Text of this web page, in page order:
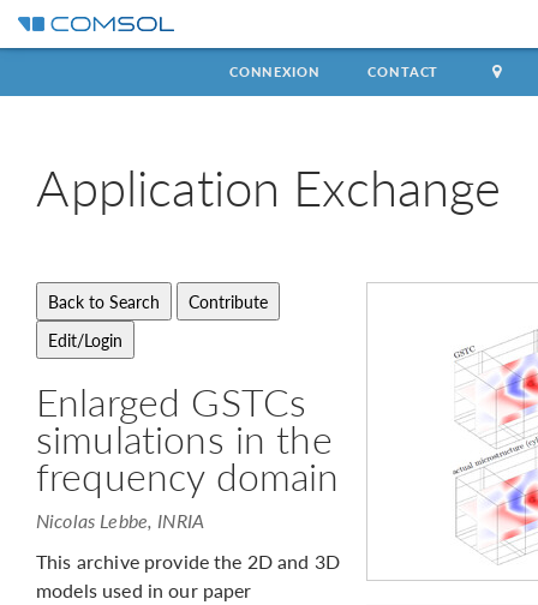
CONNEXION CONTACT
Application Exchange
Enlarged GSTCs
simulations in the
frequency domain
Nicolas Lebbe, INRIA
This archive provide the 2D and 3D
models used in our paper